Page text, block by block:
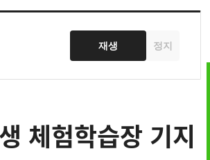
재생 정지
체험학습장 기지